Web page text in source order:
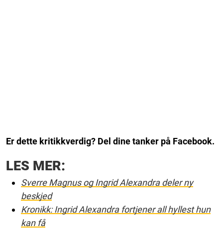
Er dette kritikkverdig? Del dine tanker på Facebook.
LES MER:
Sverre Magnus og Ingrid Alexandra deler ny
beskjed
Kronikk: Ingrid Alexandra fortjener all hyllest hun
kan få